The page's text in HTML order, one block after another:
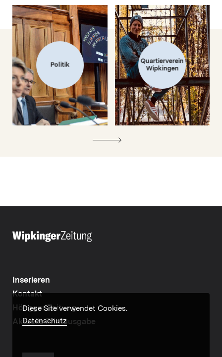
Politik
Quartierverein
Wipkingen
Inserieren
Kontakt
Höngger Zeitung
Aktuelle Printausgabe
Diese Site verwendet Cookies.
Datenschutz